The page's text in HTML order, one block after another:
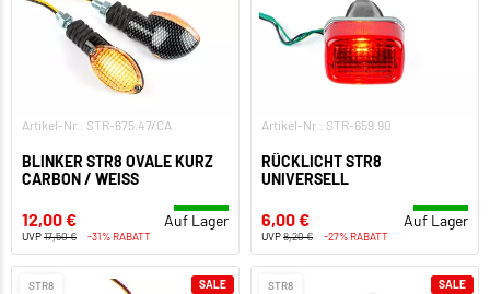
Artikel-Nr.: STR-675.47/CA
BLINKER STR8 OVALE KURZ
CARBON / WEISS
12,00 € Auf Lager
UVP17,50 € -31% RABATT
Artikel-Nr.: STR-659.90
RÜCKLICHT STR8
UNIVERSELL
6,00 € Auf Lager
UVP8,20 € -27% RABATT
STR8 SALE STR8 SALE